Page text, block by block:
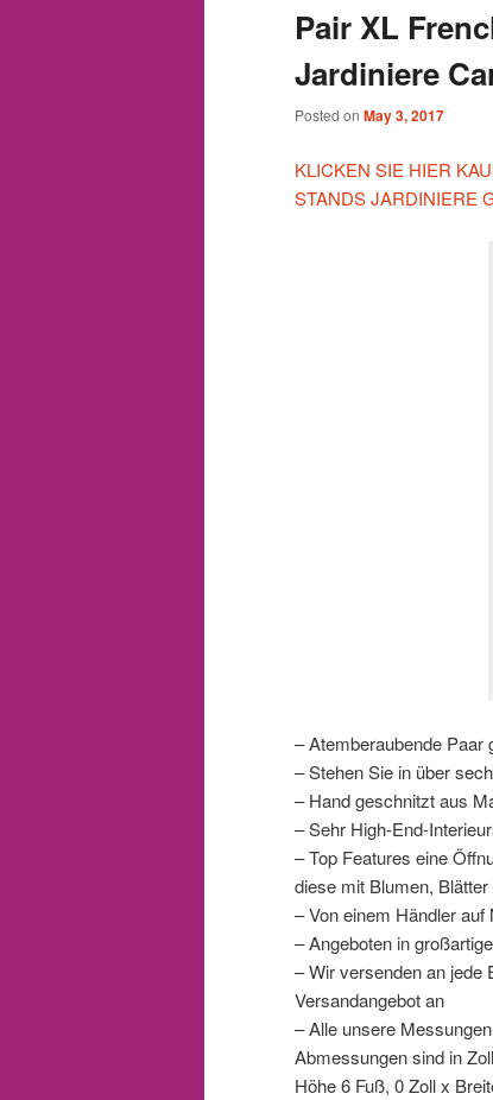
Pair XL
Jardiniere
Posted on May 3, 2017
KLICKEN SIE HIER
STANDS JARDINIERE
– Atemberaubende
– Stehen Sie in über
– Hand geschnitzt aus
– Sehr High-End-
– Top Features eine
diese mit Blumen,
– Von einem Händler
– Angeboten in
– Wir versenden an jede
Versandangebot an
– Alle unsere
Abmessungen sind in Zoll
Höhe 6 Fuß, 0 Zoll x